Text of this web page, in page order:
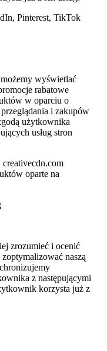
Pinterest, TikTok
wyświetlać
rabatowe
w oparciu o
i zakupów
użytkownika
usług stron
oparte na
zrozumieć i ocenić
naszą
z następującymi
korzysta już z